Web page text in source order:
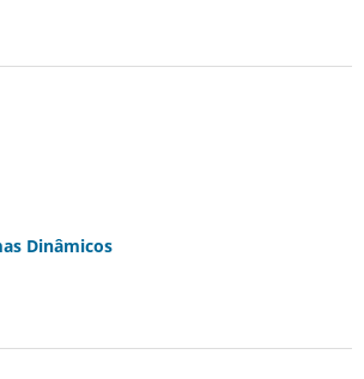
Dinâmicos